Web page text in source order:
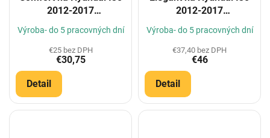
2012-2017
(Konfigurátor)
Výroba- do 5 pracovných dní
€25 bez DPH
€30,75
Detail
2012-2017
(Konfigurátor)
Výroba- do 5 pracovných dní
€37,40 bez DPH
€46
Detail